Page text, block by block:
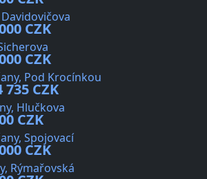
CZK
CZK
Pod Krocínkou
735 CZK
Hlučkova
CZK
Spojovací
CZK
Rýmařovská